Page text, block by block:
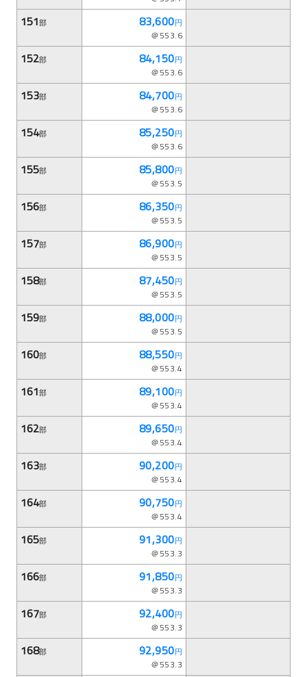
151部 83,600円
＠553.6
152部 84,150円
＠553.6
153部 84,700円
＠553.6
154部 85,250円
＠553.6
155部 85,800円
＠553.5
156部 86,350円
＠553.5
157部 86,900円
＠553.5
158部 87,450円
＠553.5
159部 88,000円
＠553.5
160部 88,550円
＠553.4
161部 89,100円
＠553.4
162部 89,650円
＠553.4
163部 90,200円
＠553.4
164部 90,750円
＠553.4
165部 91,300円
＠553.3
166部 91,850円
＠553.3
167部 92,400円
＠553.3
168部 92,950円
＠553.3